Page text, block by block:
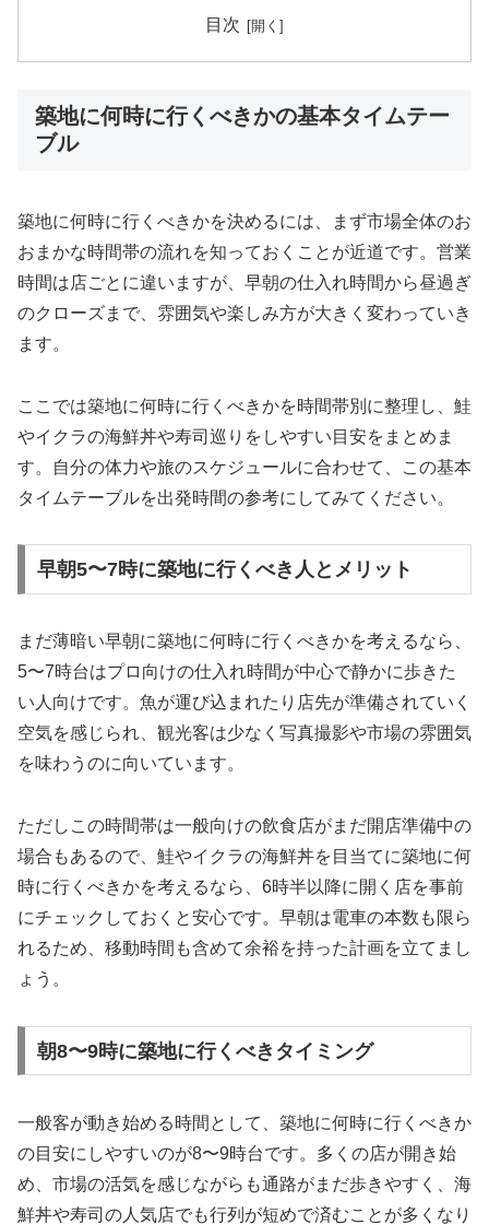
目次
築地に何時に行くべきかの基本タイムテー
ブル
築地に何時に行くべきかを決めるには、まず市場全体のお
おまかな時間帯の流れを知っておくことが近道です。営業
時間は店ごとに違いますが、早朝の仕入れ時間から昼過ぎ
のクローズまで、雰囲気や楽しみ方が大きく変わっていき
ます。
ここでは築地に何時に行くべきかを時間帯別に整理し、鮭
やイクラの海鮮丼や寿司巡りをしやすい目安をまとめま
す。自分の体力や旅のスケジュールに合わせて、この基本
タイムテーブルを出発時間の参考にしてみてください。
早朝5〜7時に築地に行くべき人とメリット
まだ薄暗い早朝に築地に何時に行くべきかを考えるなら、
5〜7時台はプロ向けの仕入れ時間が中心で静かに歩きた
い人向けです。魚が運び込まれたり店先が準備されていく
空気を感じられ、観光客は少なく写真撮影や市場の雰囲気
を味わうのに向いています。
ただしこの時間帯は一般向けの飲食店がまだ開店準備中の
場合もあるので、鮭やイクラの海鮮丼を目当てに築地に何
時に行くべきかを考えるなら、6時半以降に開く店を事前
にチェックしておくと安心です。早朝は電車の本数も限ら
れるため、移動時間も含めて余裕を持った計画を立てまし
ょう。
朝8〜9時に築地に行くべきタイミング
一般客が動き始める時間として、築地に何時に行くべきか
の目安にしやすいのが8〜9時台です。多くの店が開き始
め、市場の活気を感じながらも通路がまだ歩きやすく、海
鮮丼や寿司の人気店でも行列が短めで済むことが多くなり